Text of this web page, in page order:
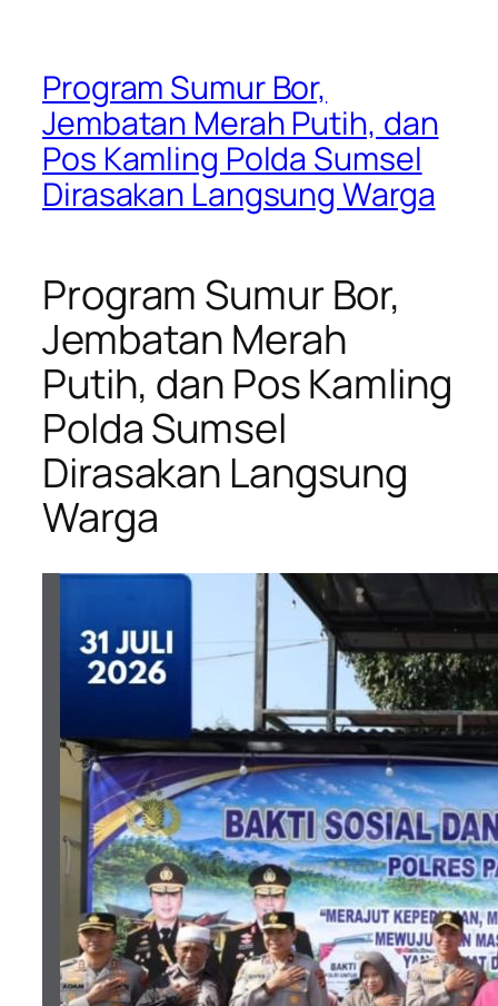
Program Sumur Bor,
Jembatan Merah Putih, dan
Pos Kamling Polda Sumsel
Dirasakan Langsung Warga
Program Sumur Bor,
Jembatan Merah
Putih, dan Pos Kamling
Polda Sumsel
Dirasakan Langsung
Warga